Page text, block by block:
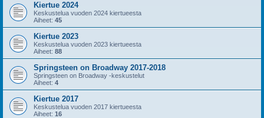
Kiertue 2024
Keskustelua vuoden 2024 kiertueesta
Aiheet: 45
Kiertue 2023
Keskustelua vuoden 2023 kiertueesta
Aiheet: 88
Springsteen on Broadway 2017-2018
Springsteen on Broadway -keskustelut
Aiheet: 4
Kiertue 2017
Keskustelua vuoden 2017 kiertueesta
Aiheet: 16